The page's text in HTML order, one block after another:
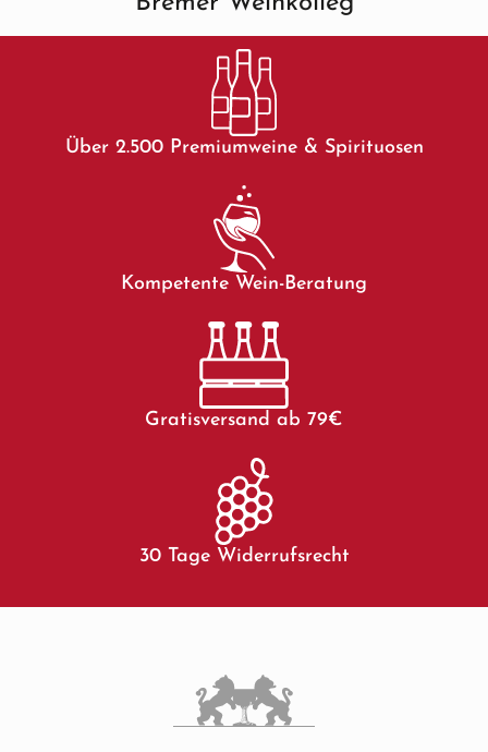
Über 2.500 Premiumweine & Spirituosen
Kompetente Wein-Beratung
Gratisversand ab 79€
30 Tage Widerrufsrecht